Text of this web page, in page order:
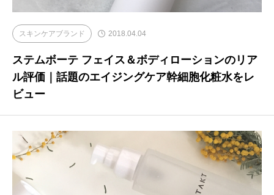
スキンケアブランド 2018.04.04
ステムボーテ フェイス＆ボディローションのリア
ル評価｜話題のエイジングケア幹細胞化粧水をレ
ビュー